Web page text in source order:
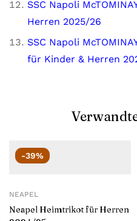
SSC Napoli
Herren 2025/26
SSC Napoli
für Kinder & Herren
-39%
NEAPEL
Neapel Heimtrikot für Herren